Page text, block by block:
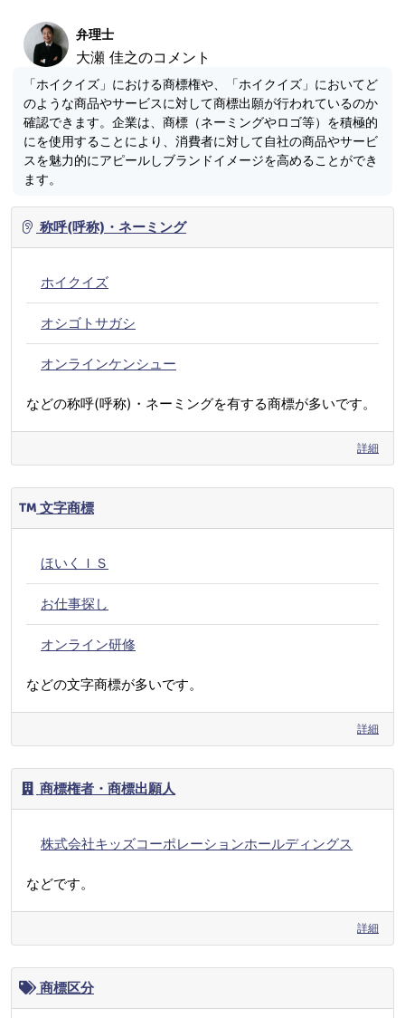
弁理士
大瀬 佳之のコメント
「ホイクイズ」における商標権や、「ホイクイズ」においてど
のような商品やサービスに対して商標出願が行われているのか
確認できます。企業は、商標（ネーミングやロゴ等）を積極的
にを使用することにより、消費者に対して自社の商品やサービ
スを魅力的にアピールしブランドイメージを高めることができ
ます。
称呼(呼称)・ネーミング
ホイクイズ
オシゴトサガシ
オンラインケンシュー
などの称呼(呼称)・ネーミングを有する商標が多いです。
詳細
文字商標
ほいくＩＳ
お仕事探し
オンライン研修
などの文字商標が多いです。
詳細
商標権者・商標出願人
株式会社キッズコーポレーションホールディングス
などです。
詳細
商標区分